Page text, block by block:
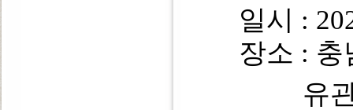
일시 :
장소 : 충
유